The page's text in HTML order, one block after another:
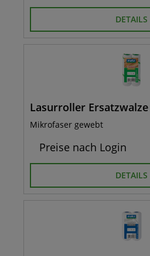
DETAILS
Lasurroller
Mikrofaser gewebt
Preise nach Login
DETAILS